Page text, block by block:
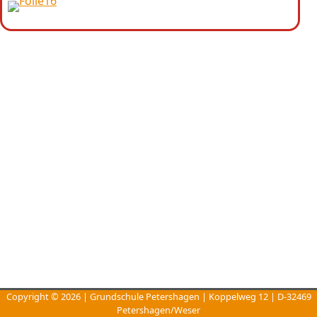
Copyright © 2026 | Grundschule Petershagen | Koppelweg 12 | D-32469
Petershagen/Weser